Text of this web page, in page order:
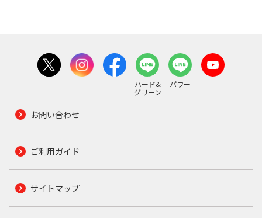
ハード&
グリーン
パワー
お問い合わせ
ご利用ガイド
サイトマップ